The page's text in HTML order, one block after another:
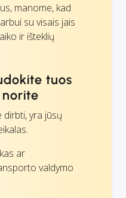
manome, kad
su visais jais
ir išteklių
tuos
norite
dirbti, yra jūsų
ar
valdymo